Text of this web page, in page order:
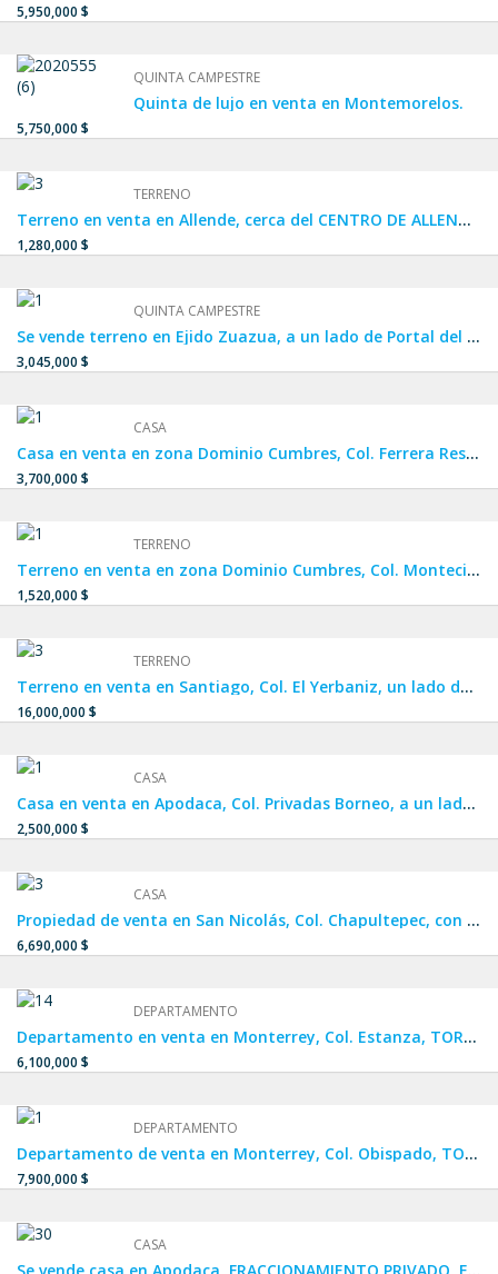
5,950,000 $
QUINTA CAMPESTRE
Quinta de lujo en venta en Montemorelos.
5,750,000 $
TERRENO
Terreno en venta en Allende, cerca del CENTRO DE ALLENDE, terreno en venta en Privada
1,280,000 $
QUINTA CAMPESTRE
Se vende terreno en Ejido Zuazua, a un lado de Portal del Norte, Real de Palmas y Carrizalejo.
3,045,000 $
CASA
Casa en venta en zona Dominio Cumbres, Col. Ferrera Residencial, FRACCIONAMIENTO PRIVADO a un lado de Cumbres La Rioja y Privalia Cumbres.
3,700,000 $
TERRENO
Terreno en venta en zona Dominio Cumbres, Col. Montecinos Residencial, cerca de PRIVALIA CUMBRES Y CUMBRES LA RIOJA en García.
1,520,000 $
TERRENO
Terreno en venta en Santiago, Col. El Yerbaniz, un lado de El Barrial, Los Rodríguez, La Boca y Huajuquito.
16,000,000 $
CASA
Casa en venta en Apodaca, Col. Privadas Borneo, a un lado de APODACA CENTRO, Crystal Lagoon y Dream Lagoons.
2,500,000 $
CASA
Propiedad de venta en San Nicolás, Col. Chapultepec, con ubicación privilegiada a una calle de Av. Central, una calle y media de Av. Cristina Larralde y a dos calles de Av. Juan Pablo II.
6,690,000 $
DEPARTAMENTO
Departamento en venta en Monterrey, Col. Estanza, TORRE ALTANA, con ubicación privilegiada a unos metros de la Carretera Nacional, a 5 min de Campus UANL Mederos, cerca de Pueblo Serena y Plaza Esfera.
6,100,000 $
DEPARTAMENTO
Departamento de venta en Monterrey, Col. Obispado, TORRE TOP, cuenta con una ubicación privilegiada en el centro de Monterrey y cuenta con entrada y salida desde Av. Constitución y calle Hidalgo.
7,900,000 $
CASA